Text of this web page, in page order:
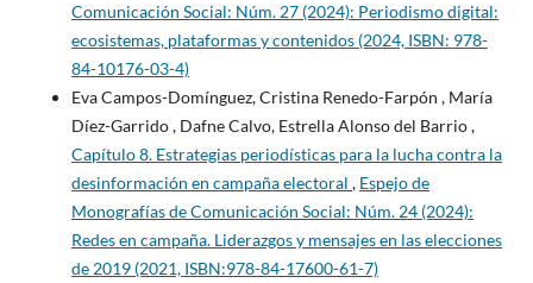
Comunicación Social: Núm. 27 (2024): Periodismo digital:
ecosistemas, plataformas y contenidos (2024, ISBN: 978-
84-10176-03-4)
Eva Campos-Domínguez, Cristina Renedo-Farpón , María
Díez-Garrido , Dafne Calvo, Estrella Alonso del Barrio ,
Capítulo 8. Estrategias periodísticas para la lucha contra la
desinformación en campaña electoral , Espejo de
Monografías de Comunicación Social: Núm. 24 (2024):
Redes en campaña. Liderazgos y mensajes en las elecciones
de 2019 (2021, ISBN:978-84-17600-61-7)